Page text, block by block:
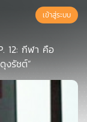
เข้าสู่ระบบ
12: กีฬา คือ
งรัชต์”